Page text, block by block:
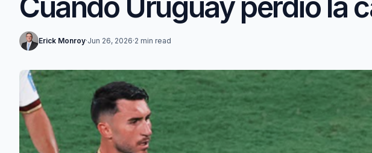
Erick Monroy·Jun 26, 2026·2 min read